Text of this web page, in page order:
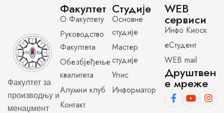
Факултет за
производњу и
менаџмент
Факултет
О Факултету
Руководство
Факултета
Обезбјеђење
квалитета
Алумни клуб
Контакт
Студије
Основне
студије
Мастер
студије
Упис
Информатор
WEB
сервиси
Инфо Киоск
еСтудент
WEB mail
Друштвен
е мреже